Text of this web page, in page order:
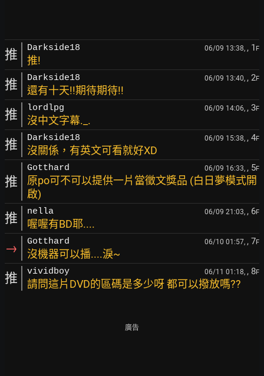
推 Darkside18 06/09 13:38, , 1 F
推!
推 Darkside18 06/09 13:40, , 2F
還有十天!!期待期待!!
推 lordlpg 06/09 14:06, , 3F
沒中文字幕._.
推 Darkside18 06/09 15:38, , 4F
沒關係，有英文可看就好XD
推
Gotthard 06/09 16:33, , 5F
原po可不可以提供一片當徵文獎品 (白日夢模式開
啟)
推 nella 06/09 21:03, , 6F
喔喔有BD耶....
→ Gotthard 06/10 01:57, , 7F
沒機器可以播....淚~
推 vividboy 06/11 01:18, , 8F
請問這片DVD的區碼是多少呀 都可以撥放嗎??
廣告